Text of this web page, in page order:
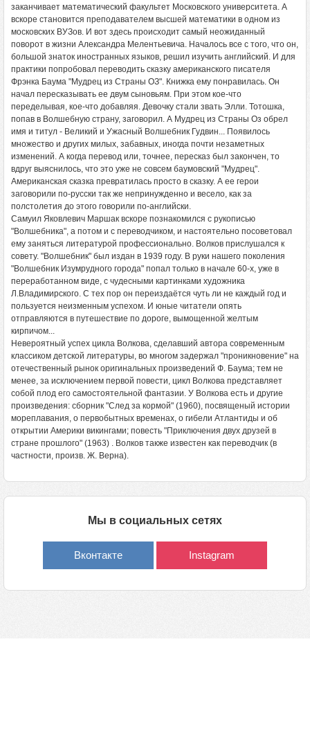
заканчивает математический факультет Московского университета. А
вскоре становится преподавателем высшей математики в одном из
московских ВУЗов. И вот здесь происходит самый неожиданный
поворот в жизни Александра Мелентьевича. Началось все с того, что он,
большой знаток иностранных языков, решил изучить английский. И для
практики попробовал переводить сказку американского писателя
Фрэнка Баума "Мудрец из Страны ОЗ". Книжка ему понравилась. Он
начал пересказывать ее двум сыновьям. При этом кое-что
переделывая, кое-что добавляя. Девочку стали звать Элли. Тотошка,
попав в Волшебную страну, заговорил. А Мудрец из Страны Оз обрел
имя и титул - Великий и Ужасный Волшебник Гудвин... Появилось
множество и других милых, забавных, иногда почти незаметных
изменений. А когда перевод или, точнее, пересказ был закончен, то
вдруг выяснилось, что это уже не совсем баумовский "Мудрец".
Американская сказка превратилась просто в сказку. А ее герои
заговорили по-русски так же непринужденно и весело, как за
полстолетия до этого говорили по-английски.
Самуил Яковлевич Маршак вскоре познакомился с рукописью
"Волшебника", а потом и с переводчиком, и настоятельно посоветовал
ему заняться литературой профессионально. Волков прислушался к
совету. "Волшебник" был издан в 1939 году. В руки нашего поколения
"Волшебник Изумрудного города" попал только в начале 60-х, уже в
переработанном виде, с чудесными картинками художника
Л.Владимирского. С тех пор он переиздаётся чуть ли не каждый год и
пользуется неизменным успехом. И юные читатели опять
отправляются в путешествие по дороге, вымощенной желтым
кирпичом...
Невероятный успех цикла Волкова, сделавший автора современным
классиком детской литературы, во многом задержал "проникновение" на
отечественный рынок оригинальных произведений Ф. Баума; тем не
менее, за исключением первой повести, цикл Волкова представляет
собой плод его самостоятельной фантазии. У Волкова есть и другие
произведения: сборник "След за кормой" (1960), посвященый истории
мореплавания, о первобытных временах, о гибели Атлантиды и об
открытии Америки викингами; повесть "Приключения двух друзей в
стране прошлого" (1963) . Волков также известен как переводчик (в
частности, произв. Ж. Верна).
Мы в социальных сетях
Вконтакте Instagram